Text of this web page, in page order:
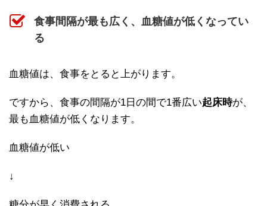
食事間隔が最も広く、血糖値が低くなってい
る
血糖値は、食事をとると上がります。
ですから、食事の間隔が1日の間で1番広い起床時が、
最も血糖値が低くなります。
血糖値が低い
↓